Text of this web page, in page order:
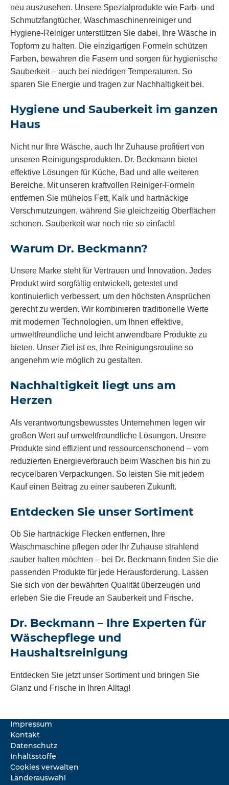
neu auszusehen. Unsere Spezialprodukte wie Farb- und
Schmutzfangtücher, Waschmaschinenreiniger und
Hygiene-Reiniger unterstützen Sie dabei, Ihre Wäsche in
Topform zu halten. Die einzigartigen Formeln schützen
Farben, bewahren die Fasern und sorgen für hygienische
Sauberkeit – auch bei niedrigen Temperaturen. So
sparen Sie Energie und tragen zur Nachhaltigkeit bei.
Hygiene und Sauberkeit im ganzen
Haus
Nicht nur Ihre Wäsche, auch Ihr Zuhause profitiert von
unseren Reinigungsprodukten. Dr. Beckmann bietet
effektive Lösungen für Küche, Bad und alle weiteren
Bereiche. Mit unseren kraftvollen Reiniger-Formeln
entfernen Sie mühelos Fett, Kalk und hartnäckige
Verschmutzungen, während Sie gleichzeitig Oberflächen
schonen. Sauberkeit war noch nie so einfach!
Warum Dr. Beckmann?
Unsere Marke steht für Vertrauen und Innovation. Jedes
Produkt wird sorgfältig entwickelt, getestet und
kontinuierlich verbessert, um den höchsten Ansprüchen
gerecht zu werden. Wir kombinieren traditionelle Werte
mit modernen Technologien, um Ihnen effektive,
umweltfreundliche und leicht anwendbare Produkte zu
bieten. Unser Ziel ist es, Ihre Reinigungsroutine so
angenehm wie möglich zu gestalten.
Nachhaltigkeit liegt uns am
Herzen
Als verantwortungsbewusstes Unternehmen legen wir
großen Wert auf umweltfreundliche Lösungen. Unsere
Produkte sind effizient und ressourcenschonend – vom
reduzierten Energieverbrauch beim Waschen bis hin zu
recycelbaren Verpackungen. So leisten Sie mit jedem
Kauf einen Beitrag zu einer sauberen Zukunft.
Entdecken Sie unser Sortiment
Ob Sie hartnäckige Flecken entfernen, Ihre
Waschmaschine pflegen oder Ihr Zuhause strahlend
sauber halten möchten – bei Dr. Beckmann finden Sie die
passenden Produkte für jede Herausforderung. Lassen
Sie sich von der bewährten Qualität überzeugen und
erleben Sie die Freude an Sauberkeit und Frische.
Dr. Beckmann – Ihre Experten für
Wäschepflege und
Haushaltsreinigung
Entdecken Sie jetzt unser Sortiment und bringen Sie
Glanz und Frische in Ihren Alltag!
Impressum
Kontakt
Datenschutz
Inhaltsstoffe
Cookies verwalten
Länderauswahl